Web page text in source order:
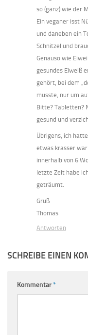
so (ganz) wie der
Ein veganer isst
und daneben ein
Schnitzel und
Genauso wie
gesundes Eiweiß
gehört, bei dem
musste, nur um
Bitte? Tabletten?
gesund und
Übrigens, ich
etwas krasser
innerhalb von 6
letzte Zeit habe
geträumt.
Gruß
Thomas
Antworten
SCHREIBE EINEN
Kommentar*